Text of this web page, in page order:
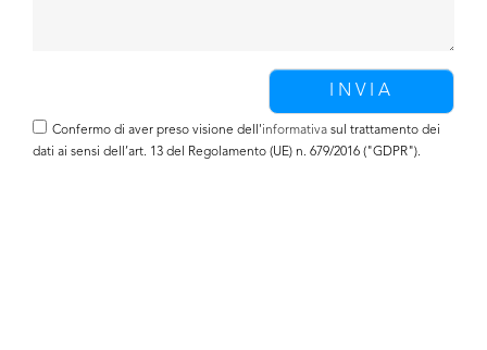
Confermo di aver preso visione dell'informativa sul trattamento dei
dati ai sensi dell’art. 13 del Regolamento (UE) n. 679/2016 ("GDPR").